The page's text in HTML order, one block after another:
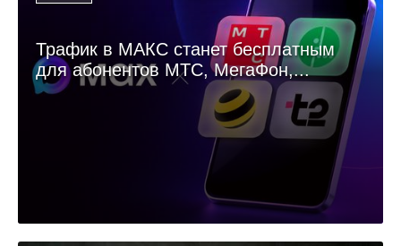
Трафик в МАКС станет бесплатным
для абонентов МТС, МегаФон,...